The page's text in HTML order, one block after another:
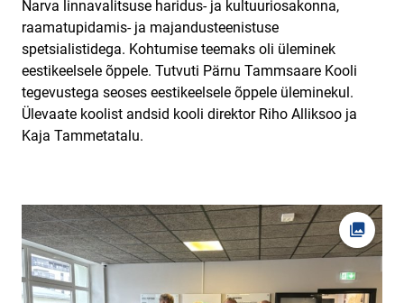
Narva linnavalitsuse haridus- ja kultuuriosakonna,
raamatupidamis- ja majandusteenistuse
spetsialistidega. Kohtumise teemaks oli üleminek
eestikeelsele õppele. Tutvuti Pärnu Tammsaare Kooli
tegevustega seoses eestikeelsele õppele üleminekul.
Ülevaate koolist andsid kooli direktor Riho Alliksoo ja
Kaja Tammetatalu.
Ava